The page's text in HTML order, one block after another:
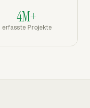
4M+
erfasste Projekte